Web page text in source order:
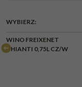
WYBIERZ:
BRAK
WINO FREIXENET
CHIANTI 0,75L CZ/W